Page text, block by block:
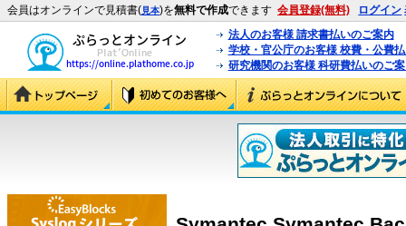
会員はオンラインで見積書(見本)を無料で作成できます 会員登録(無料) ログイン
法人のお客様 請求書払いのご案内
学校・官公庁のお客様 校費・公費
研究機関のお客様 科研費払いのご